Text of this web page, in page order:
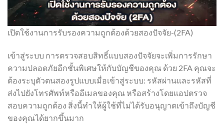
เปิดใช้งานการรับรองความถูกต้องด้วยสองปัจจัย-(2FA)
เข้าสู่ระบบ การตรวจสอบสิทธิ์แบบสองปัจจัยจะเพิ่มการรักษา
ความปลอดภัยอีกชั้นพิเศษให้กับบัญชีของคุณ ด้วย 2FA คุณจะ
ต้องระบุตัวตนสองรูปแบบเมื่อเข้าสู่ระบบ: รหัสผ่านและรหัสที่
ส่งไปยังโทรศัพท์หรืออีเมลของคุณ หรือสร้างโดยแอปตรวจ
สอบความถูกต้อง สิ่งนี้ทำให้ผู้ใช้ที่ไม่ได้รับอนุญาตเข้าถึงบัญชี
ของคุณได้ยากขึ้นมาก